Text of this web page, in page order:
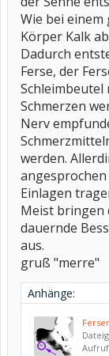
Wie bei
Körper Kalk
Dadurch
Ferse, der
Schmerzen
Nerv
werden.
Einlagen
Meist bringen
dauernde
aus.
gruß "merre"
Anhänge: